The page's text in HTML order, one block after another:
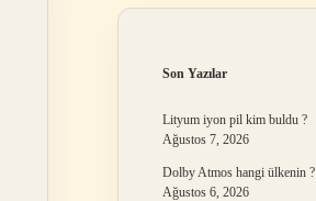
Son Yazılar
Lityum iyon pil kim buldu ?
Ağustos 7, 2026
Dolby Atmos hangi ülkenin ?
Ağustos 6, 2026